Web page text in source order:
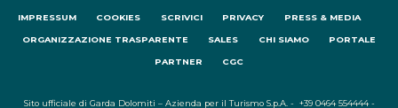
IMPRESSUM COOKIES SCRIVICI PRIVACY PRESS & MEDIA
ORGANIZZAZIONE TRASPARENTE SALES CHI SIAMO PORTALE
PARTNER CGC
Sito ufficiale di Garda Dolomiti – Azienda per il Turismo S.p.A. - +39 0464 554444 -